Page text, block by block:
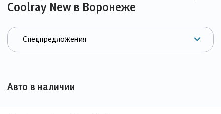
Coolray New в Воронеже
Авто в наличии